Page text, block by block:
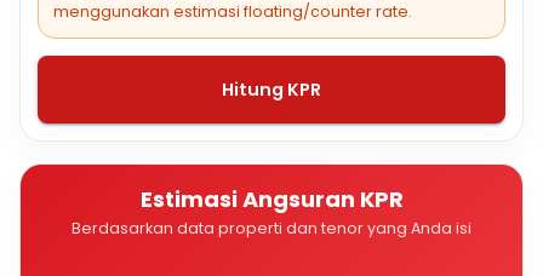
menggunakan estimasi floating/counter rate.
Hitung KPR
Estimasi Angsuran KPR
Berdasarkan data properti dan tenor yang Anda isi